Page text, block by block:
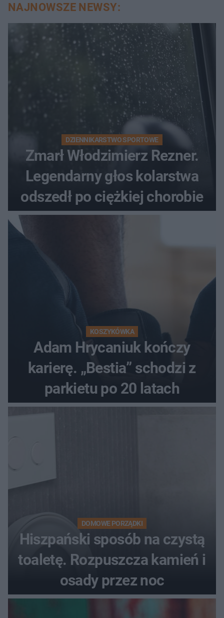
NAJNOWSZE NEWSY:
DZIENNIKARSTWO SPORTOWE
Zmarł Włodzimierz Rezner.
Legendarny głos kolarstwa
odszedł po ciężkiej chorobie
KOSZYKÓWKA
Adam Hrycaniuk kończy
karierę. „Bestia” schodzi z
parkietu po 20 latach
DOMOWE PORZĄDKI
Hiszpański sposób na czystą
toaletę. Rozpuszcza kamień i
osady przez noc